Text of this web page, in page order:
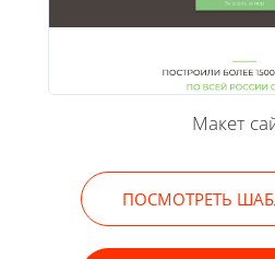
Макет
ПОСМОТРЕТЬ